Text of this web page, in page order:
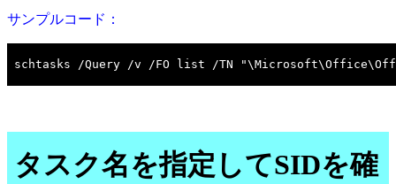
サンプルコード：
タスク名を指定してSIDを確